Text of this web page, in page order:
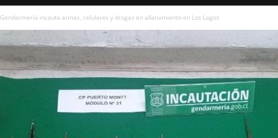
Gendarmería incauta armas, celulares y drogas en allanamiento en Los Lagos